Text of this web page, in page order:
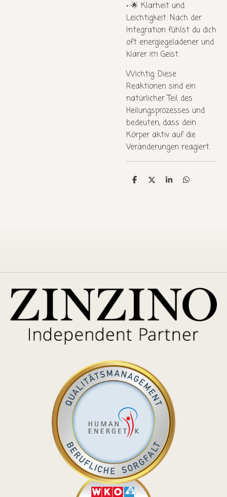
• 🌟 Klarheit und
Leichtigkeit: Nach der
Integration fühlst du dich
oft energiegeladener und
klarer im Geist.
Wichtig: Diese
Reaktionen sind ein
natürlicher Teil des
Heilungsprozesses und
bedeuten, dass dein
Körper aktiv auf die
Veränderungen reagiert.
T T T T